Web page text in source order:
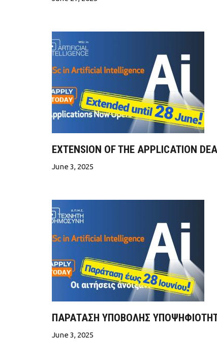
EXTENSION OF THE APPLICATION
June 3, 2025
ΠΑΡΑΤΑΣΗ ΥΠΟΒΟΛΗΣ
June 3, 2025